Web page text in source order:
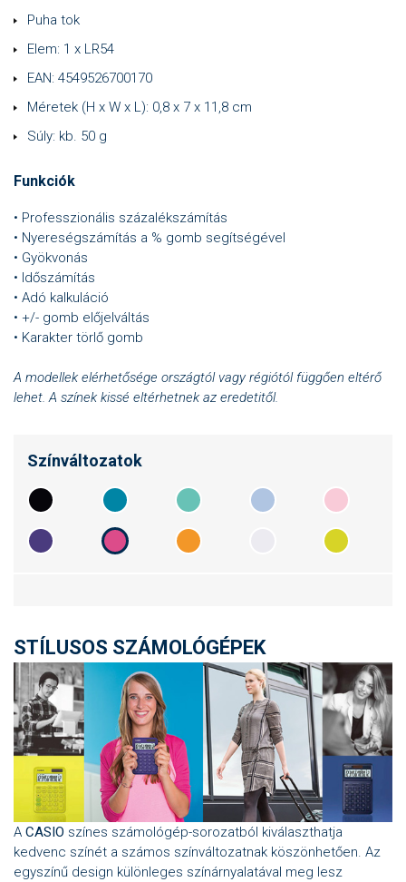
Puha tok
Elem: 1 x LR54
EAN: 4549526700170
Méretek (H x W x L): 0,8 x 7 x 11,8 cm
Súly: kb. 50 g
Funkciók
• Professzionális százalékszámítás
• Nyereségszámítás a % gomb segítségével
• Gyökvonás
• Időszámítás
• Adó kalkuláció
• +/- gomb előjelváltás
• Karakter törlő gomb
A modellek elérhetősége országtól vagy régiótól függően eltérő
lehet. A színek kissé eltérhetnek az eredetitől.
Színváltozatok
STÍLUSOS SZÁMOLÓGÉPEK
A CASIO színes számológép-sorozatból kiválaszthatja
kedvenc színét a számos színváltozatnak köszönhetően. Az
egyszínű design különleges színárnyalatával meg lesz